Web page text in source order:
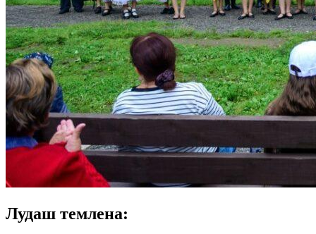
Лудаш темлена: